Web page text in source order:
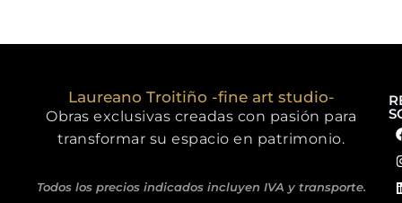
Laureano Troitiño -fine art studio-
Obras exclusivas creadas con pasión para
transformar su espacio en patrimonio.
Todos los precios indicados incluyen IVA y transporte.